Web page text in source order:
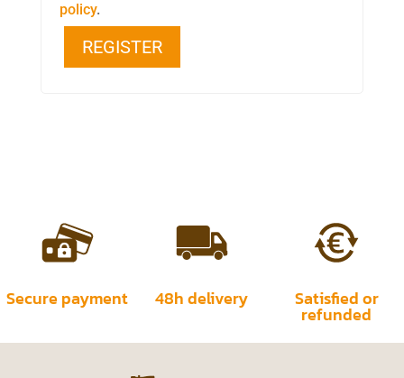
policy.
REGISTER
Secure payment 48h delivery Satisfied or
refunded